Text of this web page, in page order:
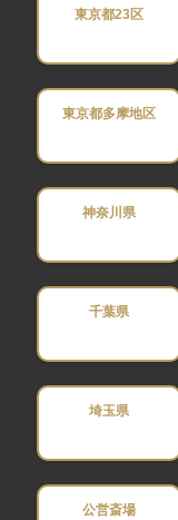
東京都23区
東京都多摩地区
神奈川県
千葉県
埼玉県
公営斎場